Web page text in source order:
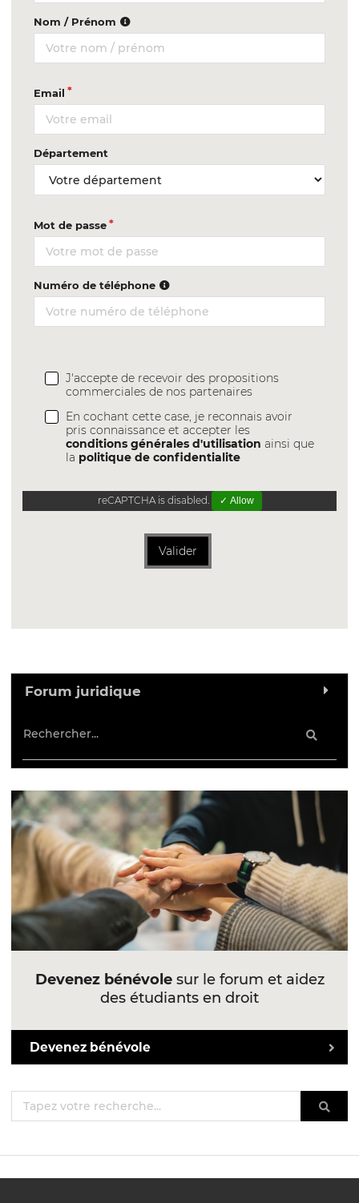
Nom / Prénom
Email
Département
Mot de passe
Numéro de téléphone
J'accepte de recevoir des propositions
commerciales de nos partenaires
En cochant cette case, je reconnais avoir
pris connaissance et accepter les
conditions générales d'utilisation ainsi que
la politique de confidentialite
reCAPTCHA is disabled. ✓ Allow
Valider
Forum juridique
Devenez bénévolesur le forum et aidez
des étudiants en droit
Devenez bénévole